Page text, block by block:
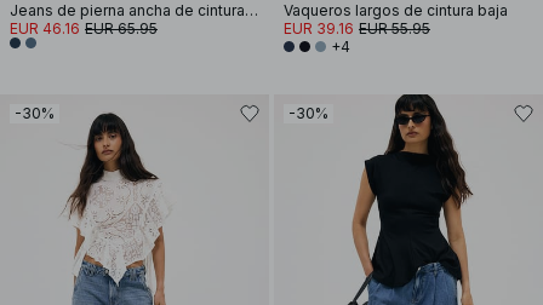
Jeans de pierna ancha de cintura media
EUR 46.16 EUR 65.95
Vaqueros largos de cintura baja
EUR 39.16 EUR 55.95
+4
-30% -30%